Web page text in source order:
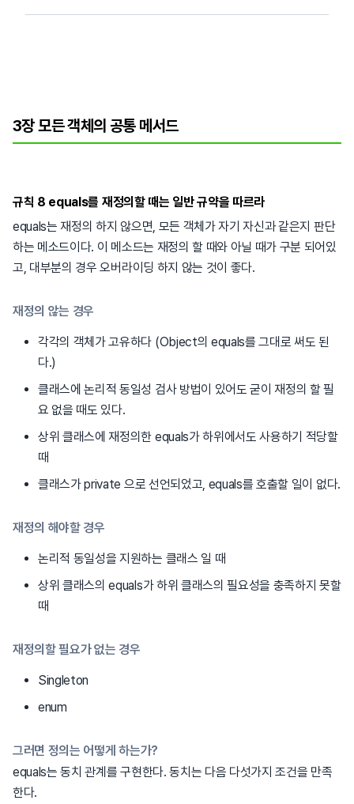
3장 모든 객체의 공통 메서드
규칙 8 equals를 재정의할 때는 일반 규약을 따르라
equals는 재정의 하지 않으면, 모든 객체가 자기 자신과 같은지 판단
하는 메소드이다. 이 메소드는 재정의 할 때와 아닐 때가 구분 되어있
고, 대부분의 경우 오버라이딩 하지 않는 것이 좋다.
재정의 않는 경우
각각의 객체가 고유하다 (Object의 equals를 그대로 써도 된
다.)
클래스에 논리적 동일성 검사 방법이 있어도 굳이 재정의 할 필
요 없을 때도 있다.
상위 클래스에 재정의한 equals가 하위에서도 사용하기 적당할
때
클래스가 private 으로 선언되었고, equals를 호출할 일이 없다.
재정의 해야할 경우
논리적 동일성을 지원하는 클래스 일 때
상위 클래스의 equals가 하위 클래스의 필요성을 충족하지 못할
때
재정의할 필요가 없는 경우
Singleton
enum
그러면 정의는 어떻게 하는가?
equals는 동치 관계를 구현한다. 동치는 다음 다섯가지 조건을 만족
한다.